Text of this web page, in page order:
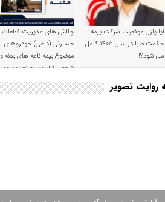
آیا پازل موفقیت شرکت بیمه
حکمت صبا در سال ۱۴۰۵ کامل
می شود؟!
چالش های مدیریت قطعات
خسارتی (داغی) خودروهای
موضوع بیمه نامه های بدنه و
شخص ثالث در صنعت بیمه
روایت تصویر